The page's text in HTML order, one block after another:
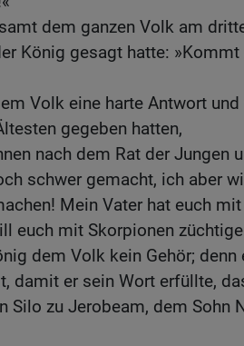
dem ganzen Volk am
König gesagt hatte:
Volk eine harte Antwort
gegeben hatten,
nach dem Rat der Jungen
schwer gemacht, ich aber
Mein Vater hat euch
euch mit Skorpionen
dem Volk kein Gehör; denn
damit er sein Wort erfüllte,
Silo zu Jerobeam, dem Sohn